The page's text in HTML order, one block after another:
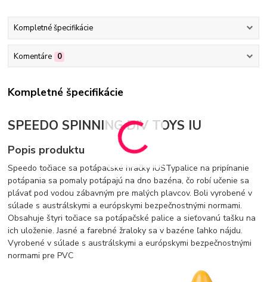
Kompletné špecifikácie
Komentáre 0
Kompletné špecifikácie
SPEEDO SPINNING DIV TOYS IU
Popis produktu
Speedo točiace sa potápačské hračky IUSTypalice na pripínanie
potápania sa pomaly potápajú na dno bazéna, čo robí učenie sa
plávať pod vodou zábavným pre malých plavcov. Boli vyrobené v
súlade s austrálskymi a európskymi bezpečnostnými normami.
Obsahuje štyri točiace sa potápačské palice a sieťovanú tašku na
ich uloženie. Jasné a farebné žraloky sa v bazéne ľahko nájdu.
Vyrobené v súlade s austrálskymi a európskymi bezpečnostnými
normami pre PVC